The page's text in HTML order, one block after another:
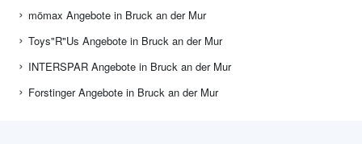
mömax Angebote in Bruck an der Mur
Toys"R"Us Angebote in Bruck an der Mur
INTERSPAR Angebote in Bruck an der Mur
Forstinger Angebote in Bruck an der Mur